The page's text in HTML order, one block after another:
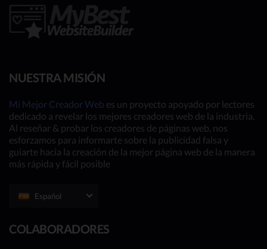
NUESTRA MISIÓN
Mi Mejor Creador Web es un proyecto apoyado por lectores
dedicado a revelar los mejores creadores web de la industria.
Al reseñar & probar los creadores de páginas web, nos
esforzamos para informarte sobre la publicidad falsa y
guiarte hacia la creación de la mejor página web de la manera
más rápida y fácil posible
Español
COLABORADORES